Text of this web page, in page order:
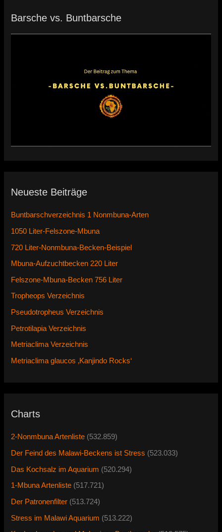
Barsche vs. Buntbarsche
Neueste Beiträge
Buntbarschverzeichnis 1 Nonmbuna-Arten
1050 Liter-Felszone-Mbuna
720 Liter-Nonmbuna-Becken-Beispiel
Mbuna-Aufzuchtbecken 220 Liter
Felszone-Mbuna-Becken 756 Liter
Tropheops Verzeichnis
Pseudotropheus Verzeichnis
Petrotilapia Verzeichnis
Metriaclima Verzeichnis
Metriaclima glaucos ‚Kanjindo Rocks‘
Charts
2-Nonmbuna Artenliste (532.859)
Der Feind des Malawi-Beckens ist Stress (523.033)
Das Kochsalz im Aquarium (520.294)
1-Mbuna Artenliste (517.721)
Der Patronenfilter (513.724)
Stress im Malawi Aquarium (513.222)